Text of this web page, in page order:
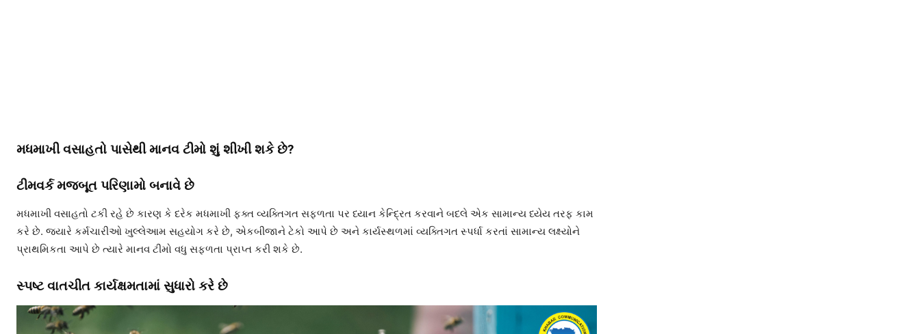
મધમાખી વસાહતો પાસેથી માનવ ટીમો શું શીખી શકે છે?
ટીમવર્ક મજબૂત પરિણામો બનાવે છે
મધમાખી વસાહતો ટકી રહે છે કારણ કે દરેક મધમાખી ફક્ત વ્યક્તિગત સફળતા પર ધ્યાન કેન્દ્રિત કરવાને બદલે એક સામાન્ય ધ્યેય તરફ કામ
કરે છે. જ્યારે કર્મચારીઓ ખુલ્લેઆમ સહયોગ કરે છે, એકબીજાને ટેકો આપે છે અને કાર્યસ્થળમાં વ્યક્તિગત સ્પર્ધા કરતાં સામાન્ય લક્ષ્યોને
પ્રાથમિકતા આપે છે ત્યારે માનવ ટીમો વધુ સફળતા પ્રાપ્ત કરી શકે છે.
સ્પષ્ટ વાતચીત કાર્યક્ષમતામાં સુધારો કરે છે